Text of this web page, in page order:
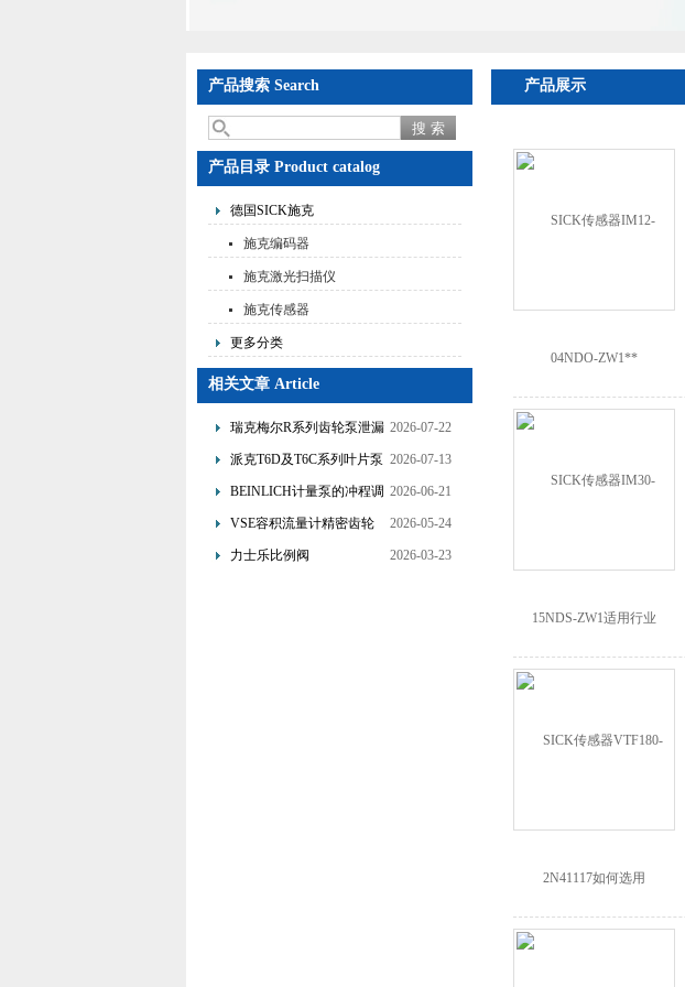
产品搜索 Search
产品目录 Product catalog
德国SICK施克
施克编码器
施克激光扫描仪
施克传感器
更多分类
相关文章 Article
瑞克梅尔R系列齿轮泵泄漏
故障分析与优化改造技术
2026-07-22
派克T6D及T6C系列叶片泵
的特点与应用
2026-07-13
BEINLICH计量泵的冲程调
节与频率控制双调节方式
2026-06-21
VSE容积流量计精密齿轮
设计与流量信号转换原理
2026-05-24
力士乐比例阀
2026-03-23
产品展示